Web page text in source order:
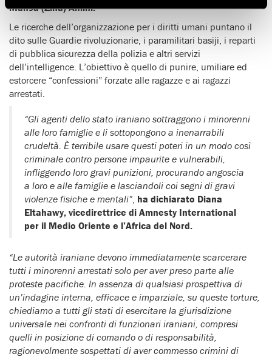
Mahsa (Zina) Amini.
Le ricerche dell’organizzazione per i diritti umani puntano il
dito sulle Guardie rivoluzionarie, i paramilitari basiji, i reparti
di pubblica sicurezza della polizia e altri servizi
dell’intelligence. L’obiettivo è quello di punire, umiliare ed
estorcere “confessioni” forzate alle ragazze e ai ragazzi
arrestati.
“Gli agenti dello stato iraniano sottraggono i minorenni
alle loro famiglie e li sottopongono a inenarrabili
crudeltà. È terribile usare questi poteri in un modo così
criminale contro persone impaurite e vulnerabili,
infliggendo loro gravi punizioni, procurando angoscia
a loro e alle famiglie e lasciandoli coi segni di gravi
violenze fisiche e mentali”, ha dichiarato Diana
Eltahawy, vicedirettrice di Amnesty International
per il Medio Oriente e l’Africa del Nord.
“Le autorità iraniane devono immediatamente scarcerare
tutti i minorenni arrestati solo per aver preso parte alle
proteste pacifiche. In assenza di qualsiasi prospettiva di
un’indagine interna, efficace e imparziale, su queste torture,
chiediamo a tutti gli stati di esercitare la giurisdizione
universale nei confronti di funzionari iraniani, compresi
quelli in posizione di comando o di responsabilità,
ragionevolmente sospettati di aver commesso crimini di